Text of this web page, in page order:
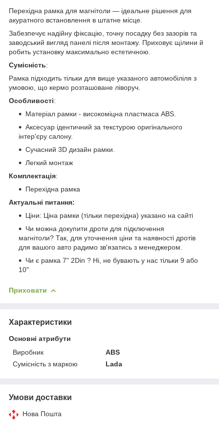
Перехідна рамка для магнітоли — ідеальне рішення для
акуратного встановлення в штатне місце.
Забезпечує надійну фіксацію, точну посадку без зазорів та
заводський вигляд панелі після монтажу. Приховує щілини й
робить установку максимально естетичною.
Сумісність:
Рамка підходить тільки для вище указаного автомобіліля з
умовою, що кермо розташоване ліворуч.
Особливості:
Матеріал рамки - високоміцна пластмаса ABS.
Аксесуар ідентичний за текстурою оригінального
інтер'єру салону.
Сучасний 3D дизайн рамки.
Легкий монтаж
Комплектація:
Перехідна рамка
Актуальні питання:
Ціни: Ціна рамки (тільки перехідна) указано на сайті
Чи можна докупити дроти для підключення
магнітоли? Так, для уточнення ціни та наявності дротів
для вашого авто радимо зв'язатись з менеджером.
Чи є рамка 7" 2Din ? Ні, не бувають у нас тільки 9 або
10"
Приховати
Характеристики
Основні атрибути
Виробник
ABS
Сумісність з маркою
Lada
Умови доставки
Нова Пошта